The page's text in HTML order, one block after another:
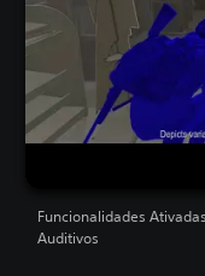
Funcionalidades
Auditivos